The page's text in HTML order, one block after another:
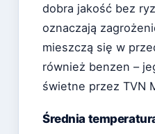
dobra jakość bez
oznaczają
mieszczą się w
również benzen –
świetne przez TVN
Średnia